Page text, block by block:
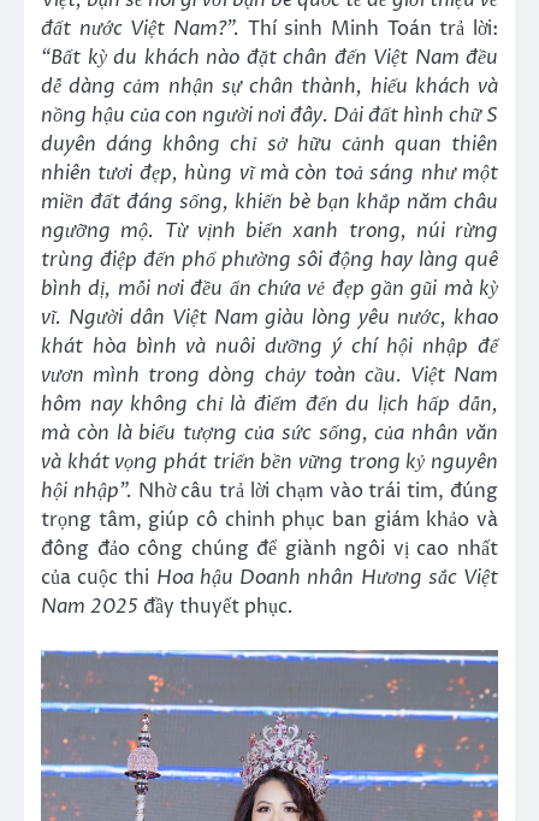
đất nước Việt Nam?”. Thí sinh Minh Toán trả lời:
“Bất kỳ du khách nào đặt chân đến Việt Nam đều
dễ dàng cảm nhận sự chân thành, hiếu khách và
nồng hậu của con người nơi đây. Dải đất hình chữ S
duyên dáng không chỉ sở hữu cảnh quan thiên
nhiên tươi đẹp, hùng vĩ mà còn toả sáng như một
miền đất đáng sống, khiến bè bạn khắp năm châu
ngưỡng mộ. Từ vịnh biển xanh trong, núi rừng
trùng điệp đến phố phường sôi động hay làng quê
bình dị, mỗi nơi đều ẩn chứa vẻ đẹp gần gũi mà kỳ
vĩ. Người dân Việt Nam giàu lòng yêu nước, khao
khát hòa bình và nuôi dưỡng ý chí hội nhập để
vươn mình trong dòng chảy toàn cầu. Việt Nam
hôm nay không chỉ là điểm đến du lịch hấp dẫn,
mà còn là biểu tượng của sức sống, của nhân văn
và khát vọng phát triển bền vững trong kỷ nguyên
hội nhập”. Nhờ câu trả lời chạm vào trái tim, đúng
trọng tâm, giúp cô chinh phục ban giám khảo và
đông đảo công chúng để giành ngôi vị cao nhất
của cuộc thi Hoa hậu Doanh nhân Hương sắc Việt
Nam 2025 đầy thuyết phục.